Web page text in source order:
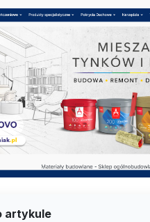
artykule